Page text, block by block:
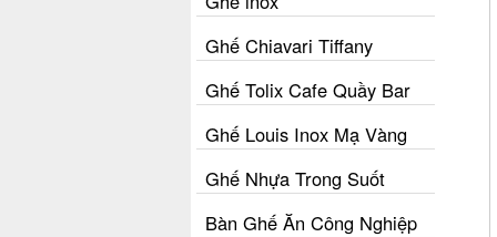
Ghế Chiavari Tiffany
Ghế Tolix Cafe Quầy Bar
Ghế Louis Inox Mạ Vàng
Ghế Nhựa Trong Suốt
Bàn Ghế Ăn Công Nghiệp